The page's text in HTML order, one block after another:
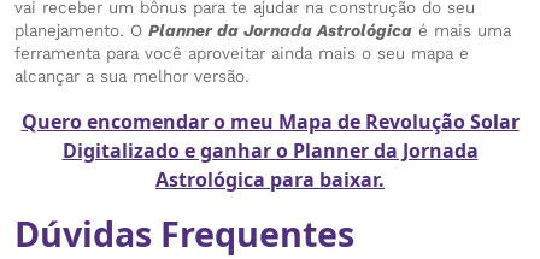
vai receber um bônus para te ajudar na construção do seu
planejamento. O Planner da Jornada Astrológica é mais uma
ferramenta para você aproveitar ainda mais o seu mapa e
alcançar a sua melhor versão.
Quero encomendar o meu Mapa de Revolução Solar
Digitalizado e ganhar o Planner da Jornada
Astrológica para baixar.
Dúvidas Frequentes